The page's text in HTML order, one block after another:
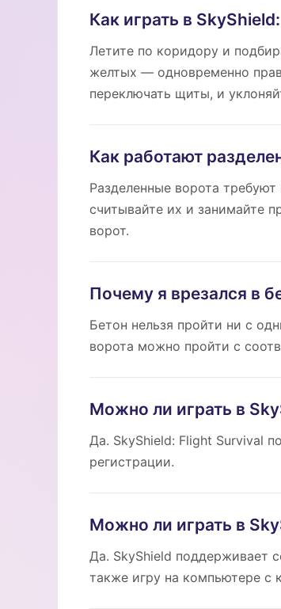
Как играть в
Летите по коридору и
желтых — одновременно
переключать щиты, и
Как работают
Разделенные ворота
считывайте их и занимайте
ворот.
Почему я врезался в
Бетон нельзя пройти ни с
ворота можно пройти с
Можно ли играть в
Да. SkyShield: Flight Survival
регистрации.
Можно ли играть в
Да. SkyShield поддерживает
также игру на компьютере с